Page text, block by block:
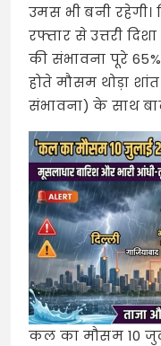
उमस भी बनी
रफ्तार से उत्तरी
की संभावना पूरे
होते मौसम थोड़ा
संभावना) के साथ
कल का मौसम 10